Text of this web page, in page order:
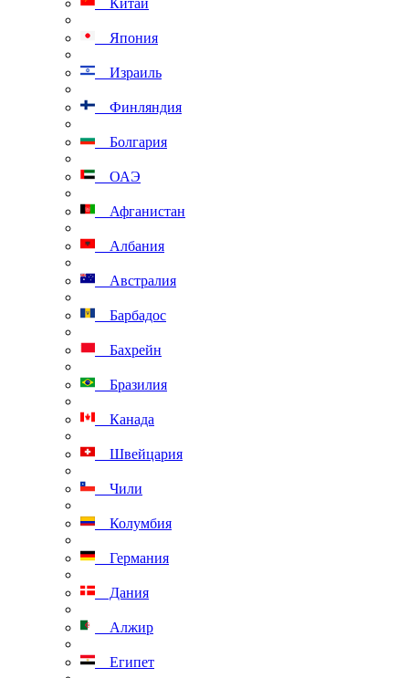
Китай
Япония
Израиль
Финляндия
Болгария
ОАЭ
Афганистан
Албания
Австралия
Барбадос
Бахрейн
Бразилия
Канада
Швейцария
Чили
Колумбия
Германия
Дания
Алжир
Египет